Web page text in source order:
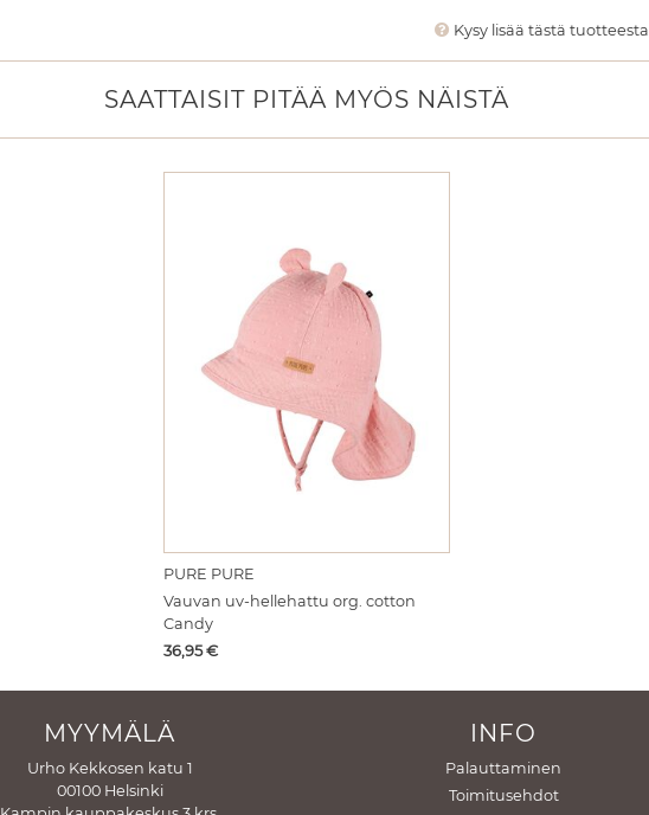
Kysy lisää tästä tuotteesta
SAATTAISIT PITÄÄ MYÖS NÄISTÄ
PURE PURE
Vauvan uv-hellehattu org. cotton
Candy
Hinta
36,95€
MYYMÄLÄ
Urho Kekkosen katu 1
00100 Helsinki
INFO
Palauttaminen
Toimitusehdot